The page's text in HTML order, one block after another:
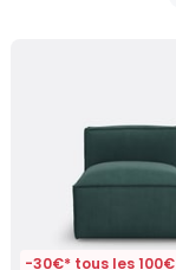
-30€* tous les 100€